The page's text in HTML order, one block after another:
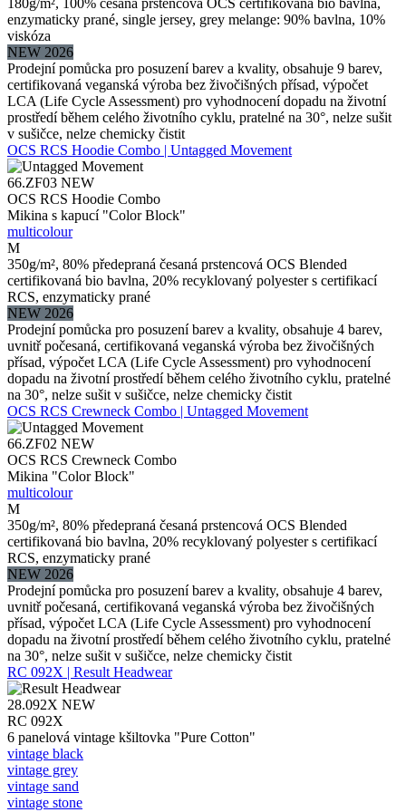
180g/m², 100% česaná prstencová OCS certifikovaná bio bavlna,
enzymaticky prané, single jersey, grey melange: 90% bavlna, 10%
viskóza
NEW 2026
Prodejní pomůcka pro posuzení barev a kvality, obsahuje 9 barev,
certifikovaná veganská výroba bez živočišných přísad, výpočet
LCA (Life Cycle Assessment) pro vyhodnocení dopadu na životní
prostředí během celého životního cyklu, pratelné na 30°, nelze sušit
v sušičce, nelze chemicky čistit
OCS RCS Hoodie Combo | Untagged Movement
66.ZF03 NEW
OCS RCS Hoodie Combo
Mikina s kapucí "Color Block"
multicolour
M
350g/m², 80% předepraná česaná prstencová OCS Blended
certifikovaná bio bavlna, 20% recyklovaný polyester s certifikací
RCS, enzymaticky prané
NEW 2026
Prodejní pomůcka pro posuzení barev a kvality, obsahuje 4 barev,
uvnitř počesaná, certifikovaná veganská výroba bez živočišných
přísad, výpočet LCA (Life Cycle Assessment) pro vyhodnocení
dopadu na životní prostředí během celého životního cyklu, pratelné
na 30°, nelze sušit v sušičce, nelze chemicky čistit
OCS RCS Crewneck Combo | Untagged Movement
66.ZF02 NEW
OCS RCS Crewneck Combo
Mikina "Color Block"
multicolour
M
350g/m², 80% předepraná česaná prstencová OCS Blended
certifikovaná bio bavlna, 20% recyklovaný polyester s certifikací
RCS, enzymaticky prané
NEW 2026
Prodejní pomůcka pro posuzení barev a kvality, obsahuje 4 barev,
uvnitř počesaná, certifikovaná veganská výroba bez živočišných
přísad, výpočet LCA (Life Cycle Assessment) pro vyhodnocení
dopadu na životní prostředí během celého životního cyklu, pratelné
na 30°, nelze sušit v sušičce, nelze chemicky čistit
RC 092X | Result Headwear
28.092X NEW
RC 092X
6 panelová vintage kšiltovka "Pure Cotton"
vintage black
vintage grey
vintage sand
vintage stone